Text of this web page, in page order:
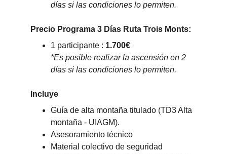
días si las condiciones lo permiten.
Precio Programa 3 Días Ruta Trois Monts:
1 participante : 1.700€
*Es posible realizar la ascensión en 2
días si las condiciones lo permiten.
Incluye
Guía de alta montaña titulado (TD3 Alta
montaña - UIAGM).
Asesoramiento técnico
Material colectivo de seguridad